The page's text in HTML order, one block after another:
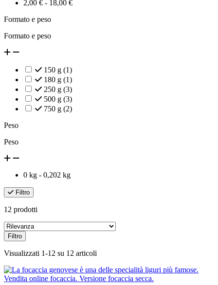
2,00 € - 18,00 €
Formato e peso
Formato e peso
150 g (1)
180 g (1)
250 g (3)
500 g (3)
750 g (2)
Peso
Peso
0 kg - 0,202 kg
Filtro
12 prodotti
Filtro
Visualizzati 1-12 su 12 articoli